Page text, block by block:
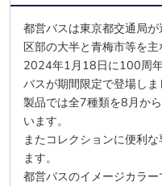
都営バスは東京都交通局
区部の大半と青梅市等を主
2024年1月18日に100周
バスが期間限定で登場しま
製品では全7種類を8月か
います。
またコレクションに便利
ます。
都営バスのイメージカラ